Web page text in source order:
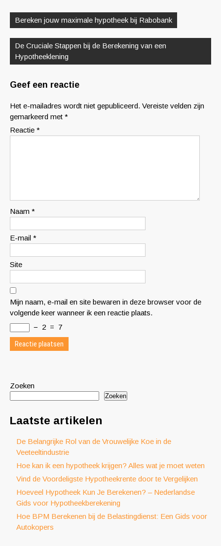
Bereken jouw maximale hypotheek bij Rabobank
De Cruciale Stappen bij de Berekening van een
Hypotheeklening
Geef een reactie
Het e-mailadres wordt niet gepubliceerd. Vereiste velden zijn
gemarkeerd met *
Reactie *
Naam *
E-mail *
Site
Mijn naam, e-mail en site bewaren in deze browser voor de
volgende keer wanneer ik een reactie plaats.
− 2 = 7
Zoeken
Zoeken
Laatste artikelen
De Belangrijke Rol van de Vrouwelijke Koe in de
Veeteeltindustrie
Hoe kan ik een hypotheek krijgen? Alles wat je moet weten
Vind de Voordeligste Hypotheekrente door te Vergelijken
Hoeveel Hypotheek Kun Je Berekenen? – Nederlandse
Gids voor Hypotheekberekening
Hoe BPM Berekenen bij de Belastingdienst: Een Gids voor
Autokopers